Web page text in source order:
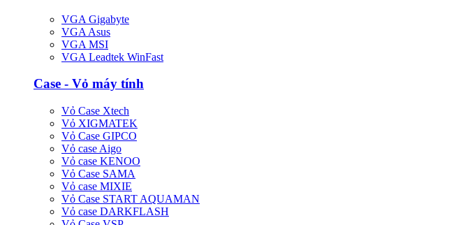
VGA Gigabyte
VGA Asus
VGA MSI
VGA Leadtek WinFast
Case - Vỏ máy tính
Vỏ Case Xtech
Vỏ XIGMATEK
Vỏ Case GIPCO
Vỏ case Aigo
Vỏ case KENOO
Vỏ Case SAMA
Vỏ case MIXIE
Vỏ Case START AQUAMAN
Vỏ case DARKFLASH